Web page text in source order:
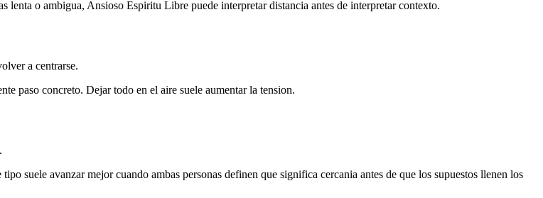
lenta o ambigua, Ansioso Espiritu Libre puede interpretar distancia antes de interpretar contexto.
a centrarse.
paso concreto. Dejar todo en el aire suele aumentar la tension.
suele avanzar mejor cuando ambas personas definen que significa cercania antes de que los supuestos llenen los